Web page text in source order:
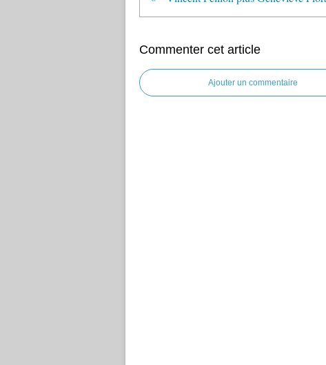
Commenter cet article
Ajouter un commentaire